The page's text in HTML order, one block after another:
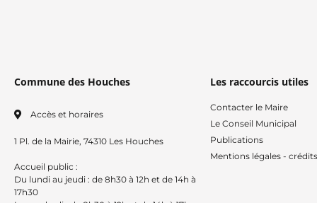
Commune des Houches
Accès et horaires
1 Pl. de la Mairie, 74310 Les Houches
Accueil public :
Du lundi au jeudi : de 8h30 à 12h et de 14h à
17h30
Les raccourcis utiles
Contacter le Maire
Le Conseil Municipal
Publications
Mentions légales -